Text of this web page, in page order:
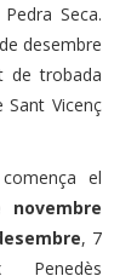
Seca.
desembre
de trobada
Vicenç
el
novembre
, 7
Penedès